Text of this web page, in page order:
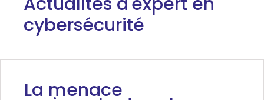
cybersécurité
La menace